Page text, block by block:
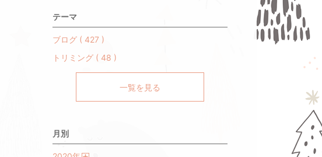
テーマ
ブログ ( 427 )
トリミング ( 48 )
一覧を見る
月別